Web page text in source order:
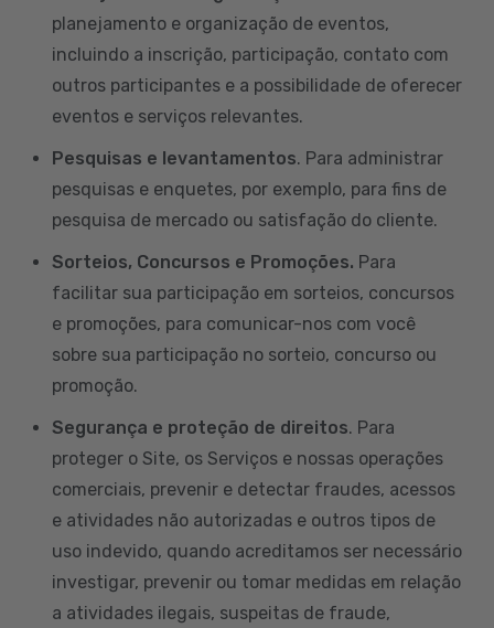
planejamento e organização de eventos,
incluindo a inscrição, participação, contato com
outros participantes e a possibilidade de oferecer
eventos e serviços relevantes.
Pesquisas e levantamentos. Para administrar
pesquisas e enquetes, por exemplo, para fins de
pesquisa de mercado ou satisfação do cliente.
Sorteios, Concursos e Promoções. Para
facilitar sua participação em sorteios, concursos
e promoções, para comunicar-nos com você
sobre sua participação no sorteio, concurso ou
promoção.
Segurança e proteção de direitos. Para
proteger o Site, os Serviços e nossas operações
comerciais, prevenir e detectar fraudes, acessos
e atividades não autorizadas e outros tipos de
uso indevido, quando acreditamos ser necessário
investigar, prevenir ou tomar medidas em relação
a atividades ilegais, suspeitas de fraude,